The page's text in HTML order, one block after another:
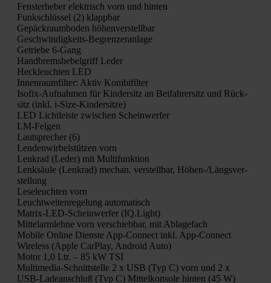
Fens­ter­he­ber elek­trisch vorn und hin­ten
Funk­schlüs­sel (2) klapp­bar
Gepäck­raum­bo­den höhen­ver­stell­bar
Geschwin­dig­keits-Begren­zer­an­la­ge
Getrie­be 6‑Gang
Hand­brems­he­bel­griff Leder
Heck­leuch­ten LED
Innen­raum­fil­ter: Aktiv Kom­bi­fil­ter
Iso­fix-Auf­nah­men für Kin­der­sitz an Bei­fah­rer­sitz und Rück­
sitz (inkl. i‑Si­ze-Kin­der­sit­ze)
LED Licht­leis­te zwi­schen Schein­wer­fer
LM-Fel­gen
Laut­spre­cher (6)
Len­den­wir­bel­stüt­zen vorn
Lenk­rad (Leder) mit Mul­ti­funk­ti­on
Lenk­säu­le (Lenk­rad) mechan. ver­stell­bar, Höhen-/Längs­ver­
stel­lung
Lese­leuch­ten vorn
Leucht­wei­ten­re­ge­lung auto­ma­tisch
Matrix-LED-Schein­wer­fer (IQ.Light)
Mit­tel­arm­leh­ne vorn ver­schieb­bar, mit Abla­ge­fach
Mobi­le Online Diens­te App-Con­nect inkl. App-Con­nect
Wire­less (Apple Car­Play, Android Auto)
Motor 1,0 Ltr. – 85 kW TSI
Mul­ti­me­dia-Schnitt­stel­le 2 x USB (Typ C) vorn und 2 x
USB-Lade­an­schluß (Typ C) Mit­tel­kon­so­le hin­ten (45 W)